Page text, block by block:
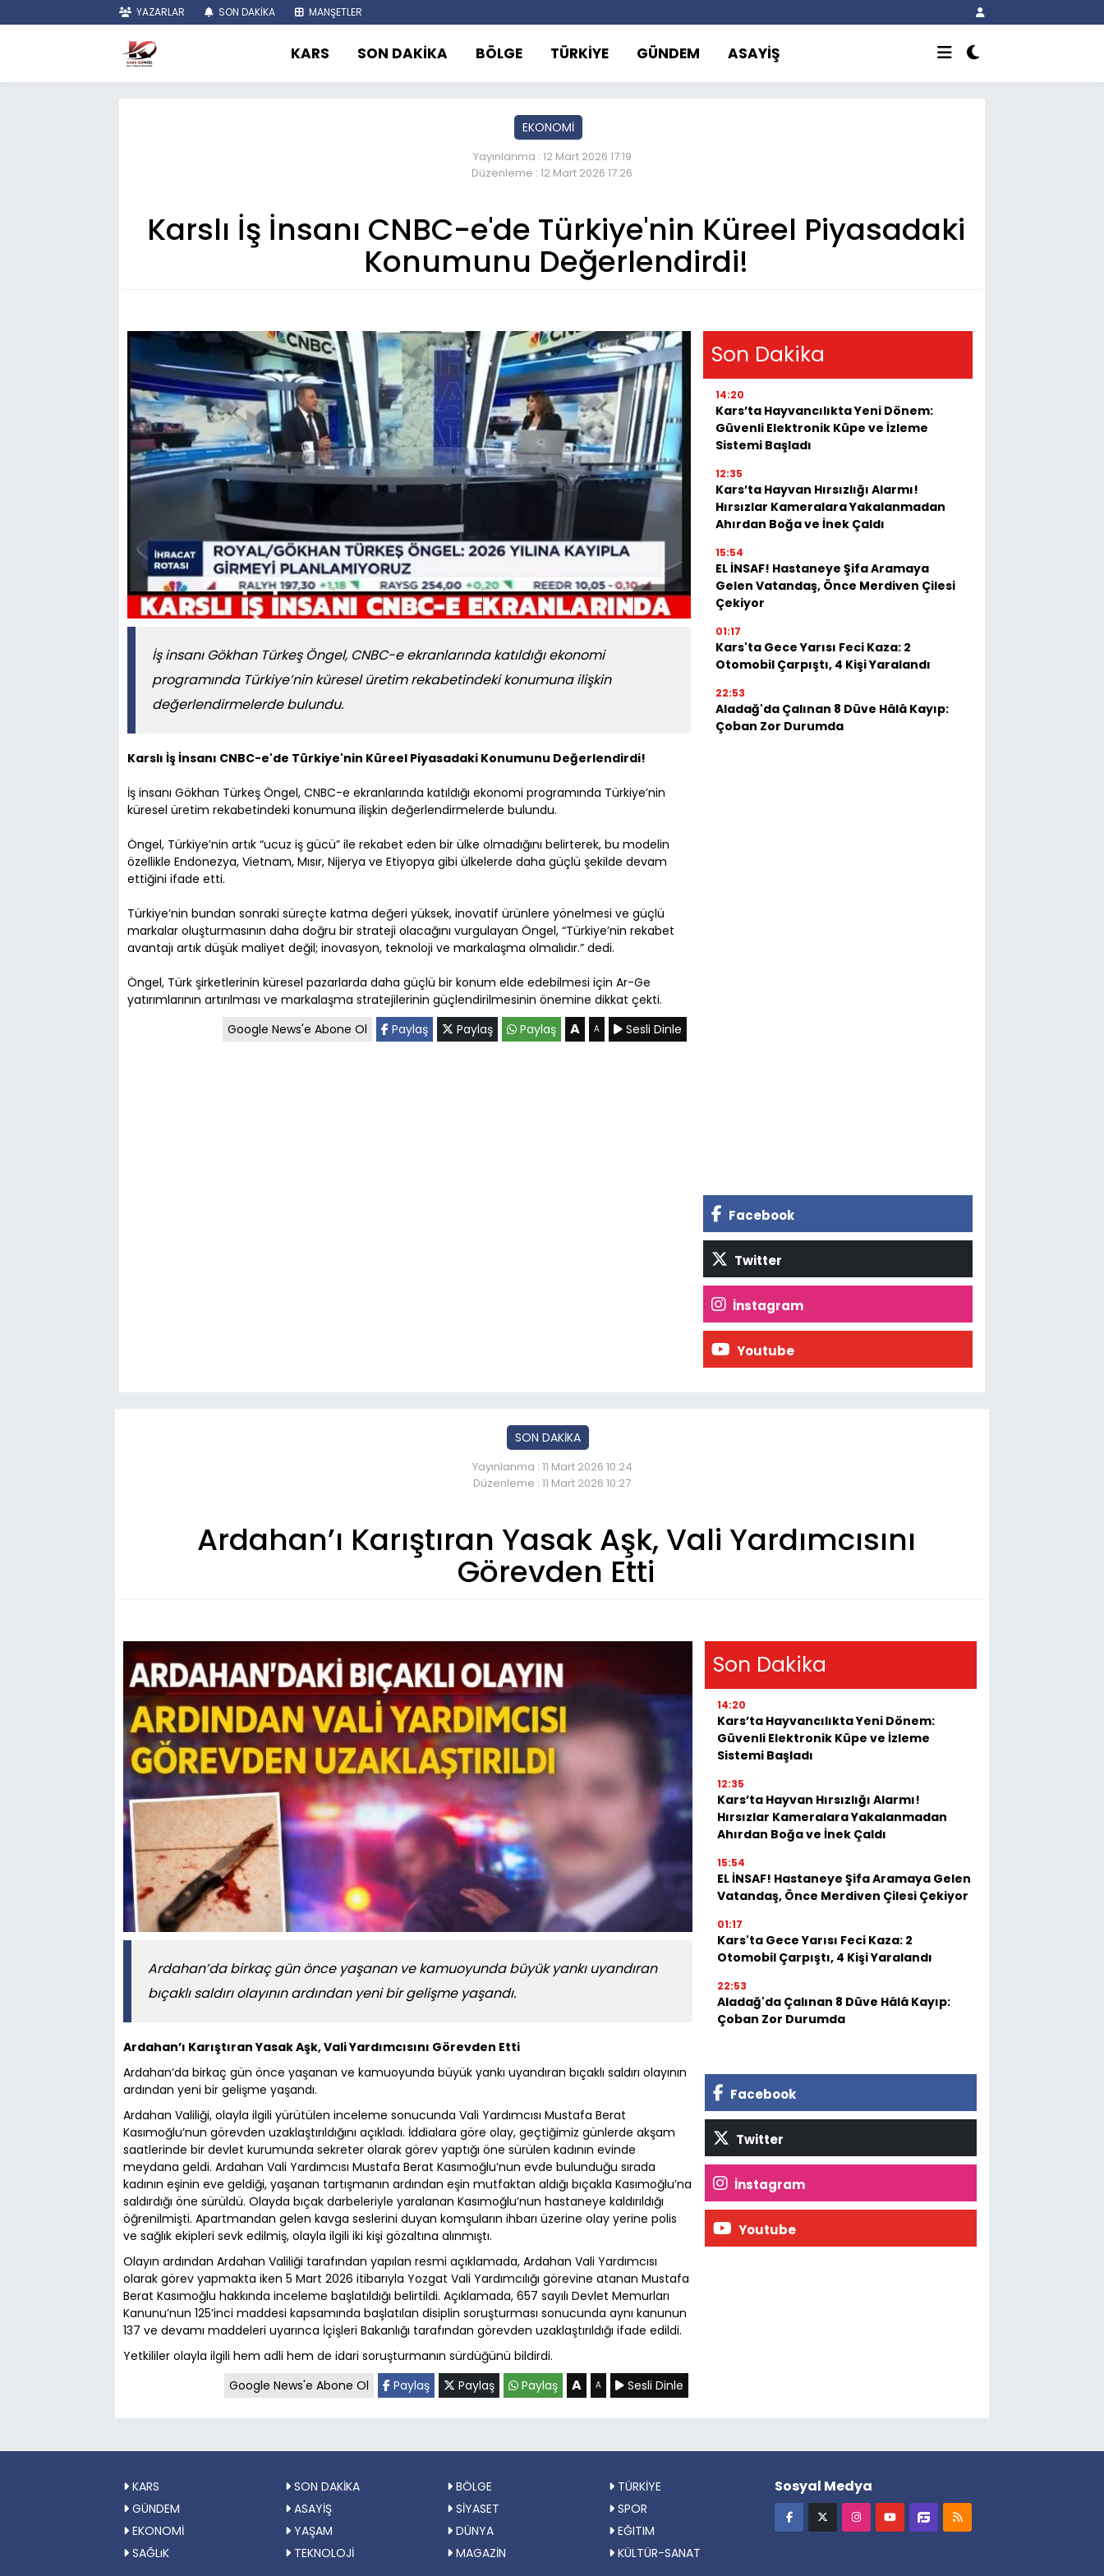
YAZARLAR SON DAKİKA MANŞETLER
KARS SON DAKİKA BÖLGE TÜRKİYE GÜNDEM ASAYİŞ
EKONOMİ
Yayınlanma : 12 Mart 2026 17:19
Düzenleme : 12 Mart 2026 17:26
Karslı İş İnsanı CNBC-e'de Türkiye'nin Küreel Piyasadaki
Konumunu Değerlendirdi!
İş insanı Gökhan Türkeş Öngel, CNBC-e ekranlarında katıldığı ekonomi
programında Türkiye’nin küresel üretim rekabetindeki konumuna ilişkin
değerlendirmelerde bulundu.
Karslı İş İnsanı CNBC-e'de Türkiye'nin Küreel Piyasadaki Konumunu Değerlendirdi!
İş insanı Gökhan Türkeş Öngel, CNBC-e ekranlarında katıldığı ekonomi programında Türkiye’nin
küresel üretim rekabetindeki konumuna ilişkin değerlendirmelerde bulundu.
Öngel, Türkiye’nin artık “ucuz iş gücü” ile rekabet eden bir ülke olmadığını belirterek, bu modelin
özellikle Endonezya, Vietnam, Mısır, Nijerya ve Etiyopya gibi ülkelerde daha güçlü şekilde devam
ettiğini ifade etti.
Türkiye’nin bundan sonraki süreçte katma değeri yüksek, inovatif ürünlere yönelmesi ve güçlü
markalar oluşturmasının daha doğru bir strateji olacağını vurgulayan Öngel, “Türkiye’nin rekabet
avantajı artık düşük maliyet değil; inovasyon, teknoloji ve markalaşma olmalıdır.” dedi.
Öngel, Türk şirketlerinin küresel pazarlarda daha güçlü bir konum elde edebilmesi için Ar-Ge
yatırımlarının artırılması ve markalaşma stratejilerinin güçlendirilmesinin önemine dikkat çekti.
Google News'e Abone Ol
Paylaş Paylaş Paylaş A A Sesli Dinle
Son Dakika
14:20
Kars’ta Hayvancılıkta Yeni Dönem:
Güvenli Elektronik Küpe ve İzleme
Sistemi Başladı
12:35
Kars’ta Hayvan Hırsızlığı Alarmı!
Hırsızlar Kameralara Yakalanmadan
Ahırdan Boğa ve İnek Çaldı
15:54
EL İNSAF! Hastaneye Şifa Aramaya
Gelen Vatandaş, Önce Merdiven Çilesi
Çekiyor
01:17
Kars'ta Gece Yarısı Feci Kaza: 2
Otomobil Çarpıştı, 4 Kişi Yaralandı
22:53
Aladağ'da Çalınan 8 Düve Hâlâ Kayıp:
Çoban Zor Durumda
Facebook
Twitter
İnstagram
Youtube
SON DAKİKA
Yayınlanma : 11 Mart 2026 10:24
Düzenleme : 11 Mart 2026 10:27
Ardahan’ı Karıştıran Yasak Aşk, Vali Yardımcısını
Görevden Etti
Ardahan’da birkaç gün önce yaşanan ve kamuoyunda büyük yankı uyandıran
bıçaklı saldırı olayının ardından yeni bir gelişme yaşandı.
Ardahan’ı Karıştıran Yasak Aşk, Vali Yardımcısını Görevden Etti
Ardahan’da birkaç gün önce yaşanan ve kamuoyunda büyük yankı uyandıran bıçaklı saldırı olayının
ardından yeni bir gelişme yaşandı.
Ardahan Valiliği, olayla ilgili yürütülen inceleme sonucunda Vali Yardımcısı Mustafa Berat
Kasımoğlu’nun görevden uzaklaştırıldığını açıkladı. İddialara göre olay, geçtiğimiz günlerde akşam
saatlerinde bir devlet kurumunda sekreter olarak görev yaptığı öne sürülen kadının evinde
meydana geldi. Ardahan Vali Yardımcısı Mustafa Berat Kasımoğlu’nun evde bulunduğu sırada
kadının eşinin eve geldiği, yaşanan tartışmanın ardından eşin mutfaktan aldığı bıçakla Kasımoğlu’na
saldırdığı öne sürüldü. Olayda bıçak darbeleriyle yaralanan Kasımoğlu’nun hastaneye kaldırıldığı
öğrenilmişti. Apartmandan gelen kavga seslerini duyan komşuların ihbarı üzerine olay yerine polis
ve sağlık ekipleri sevk edilmiş, olayla ilgili iki kişi gözaltına alınmıştı.
Olayın ardından Ardahan Valiliği tarafından yapılan resmi açıklamada, Ardahan Vali Yardımcısı
olarak görev yapmakta iken 5 Mart 2026 itibarıyla Yozgat Vali Yardımcılığı görevine atanan Mustafa
Berat Kasımoğlu hakkında inceleme başlatıldığı belirtildi. Açıklamada, 657 sayılı Devlet Memurları
Kanunu’nun 125’inci maddesi kapsamında başlatılan disiplin soruşturması sonucunda aynı kanunun
137 ve devamı maddeleri uyarınca İçişleri Bakanlığı tarafından görevden uzaklaştırıldığı ifade edildi.
Yetkililer olayla ilgili hem adli hem de idari soruşturmanın sürdüğünü bildirdi.
Google News'e Abone Ol
Paylaş Paylaş Paylaş A A Sesli Dinle
Son Dakika
14:20
Kars’ta Hayvancılıkta Yeni Dönem:
Güvenli Elektronik Küpe ve İzleme
Sistemi Başladı
12:35
Kars’ta Hayvan Hırsızlığı Alarmı!
Hırsızlar Kameralara Yakalanmadan
Ahırdan Boğa ve İnek Çaldı
15:54
EL İNSAF! Hastaneye Şifa Aramaya Gelen
Vatandaş, Önce Merdiven Çilesi Çekiyor
01:17
Kars'ta Gece Yarısı Feci Kaza: 2
Otomobil Çarpıştı, 4 Kişi Yaralandı
22:53
Aladağ'da Çalınan 8 Düve Hâlâ Kayıp:
Çoban Zor Durumda
Facebook
Twitter
İnstagram
Youtube
KARS SON DAKİKA BÖLGE
TÜRKİYE
GÜNDEM
ASAYİŞ SİYASET
SPOR
EKONOMİ
YAŞAM DÜNYA
EĞITIM
SAĞLıK
TEKNOLOJİ MAGAZİN KÜLTÜR-SANAT
Sosyal Medya